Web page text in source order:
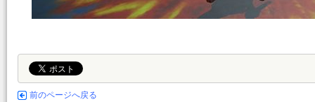
前のページへ戻る